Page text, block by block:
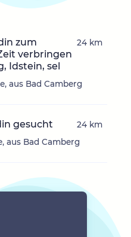
zum
verbringen
Idstein, sel
aus Bad Camberg
24 km
gesucht
aus Bad Camberg
24 km